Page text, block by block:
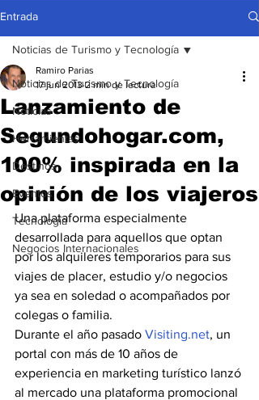
Entrada
Noticias de Turismo y Tecnología
Noticias
Herramientas
Destinos
Eventos
Tecnología
Negocios Internacionales
Noticias de Turismo y Tecnología
Lanzamiento de
Segundohogar.com,
100% inspirada en la
opinión de los viajeros
Ramiro Parias
17 jun 2013 2 min de lectura
Una plataforma especialmente
desarrollada para aquellos que optan
por los alquileres temporarios para sus
viajes de placer, estudio y/o negocios
ya sea en soledad o acompañados por
colegas o familia.
Durante el año pasado Visiting.net, un
portal con más de 10 años de
experiencia en marketing turístico lanzó
al mercado una plataforma promocional